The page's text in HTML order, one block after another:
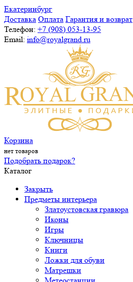
Екатеринбург
Доставка Оплата Гарантия и возврат
Телефон: +7 (908) 053-13-95
Email: info@royalgrand.ru
Корзина
нет товаров
Подобрать подарок?
Каталог
Закрыть
Предметы интерьера
Златоустовская гравюра
Иконы
Игры
Ключницы
Книги
Ложки для обуви
Матрешки